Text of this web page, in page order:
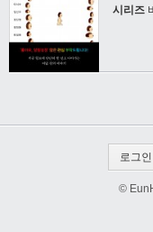
시리즈
로그인
©